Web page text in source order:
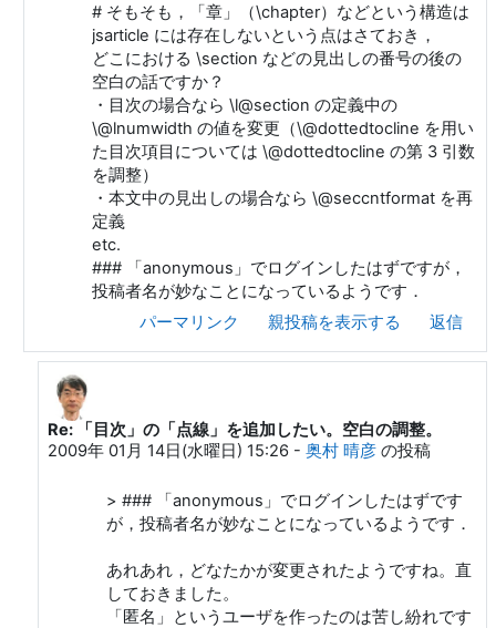
# そもそも，「章」（\chapter）などという構造は
jsarticle には存在しないという点はさておき，
どこにおける \section などの見出しの番号の後の
空白の話ですか？
・目次の場合なら \l@section の定義中の
\@lnumwidth の値を変更（\@dottedtocline を用い
た目次項目については \@dottedtocline の第 3 引数
を調整）
・本文中の見出しの場合なら \@seccntformat を再
定義
etc.
### 「anonymous」でログインしたはずですが，
投稿者名が妙なことになっているようです．
パーマリンク
親投稿を表示する 返信
匿 名 への返信
Re: 「目次」の「点線」を追加したい。空白の調整。
2009年 01月 14日(水曜日) 15:26- 奥村 晴彦の投稿
> ### 「anonymous」でログインしたはずです
が，投稿者名が妙なことになっているようです．
あれあれ，どなたかが変更されたようですね。直
しておきました。
「匿名」というユーザを作ったのは苦し紛れです